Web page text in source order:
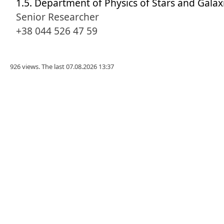
1.5. Department of Physics of Stars and
Senior Researcher
+38 044 526 47 59
926 views. The last 07.08.2026 13:37